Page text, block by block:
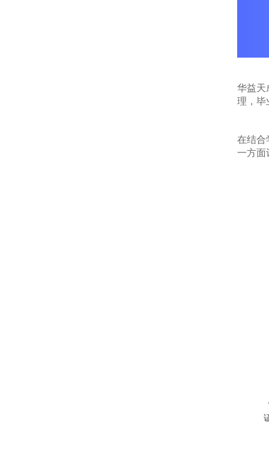
华益天
理，毕
在结合
一方面